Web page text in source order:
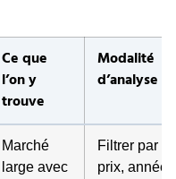
Ce que
l’on y
trouve
Modalité
d’analyse
Marché
large avec
Filtrer par
prix, année,